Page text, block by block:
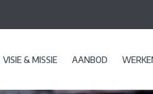
VISIE & MISSIE AANBOD